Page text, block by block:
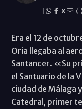
X
Era el 12 de
Oria llegaba al
Santander. «Su
el Santuario de la
ciudad de Málaga
Catedral, primer